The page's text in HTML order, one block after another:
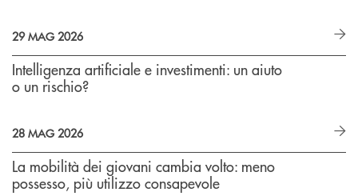
29 MAG 2026
Intelligenza artificiale e investimenti: un aiuto
o un rischio?
28 MAG 2026
La mobilità dei giovani cambia volto: meno
possesso, più utilizzo consapevole